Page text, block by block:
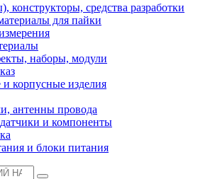
конструкторы, средства разработки
для пайки
наборы, модули
корпусные изделия
антенны провода
и компоненты
и блоки питания